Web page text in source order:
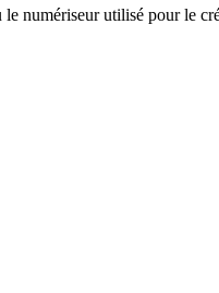
numériseur utilisé pour le